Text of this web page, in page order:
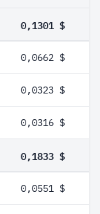
0,1301 $
0,0662 $
0,0323 $
0,0316 $
0,1833 $
0,0551 $